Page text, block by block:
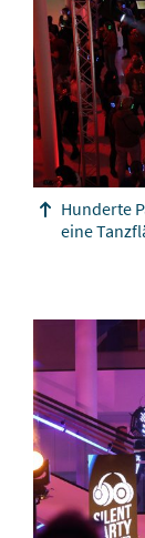
Hunderte
eine